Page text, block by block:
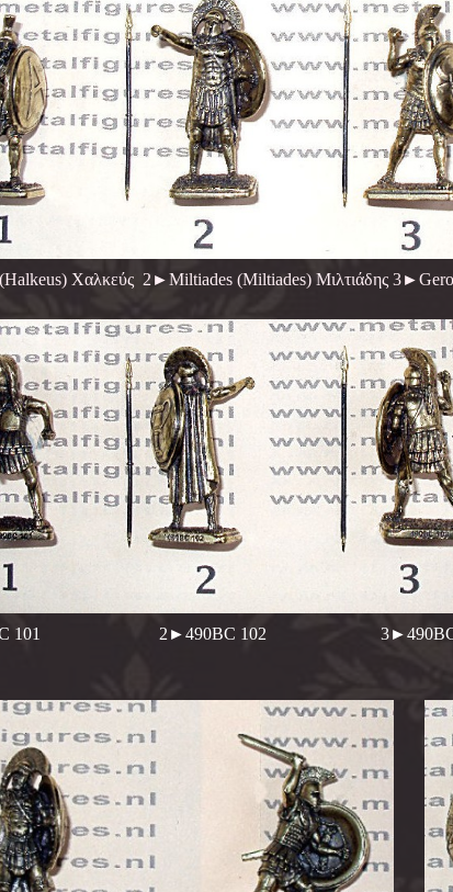
Χαλκεύς 2►Miltiades (Miltiades) Μιλτιάδης
101 2►490BC 102 3►490BC